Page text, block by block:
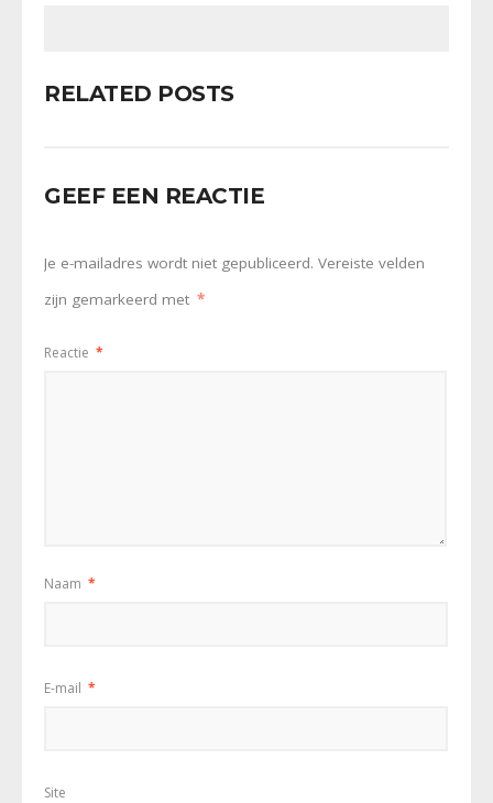
RELATED POSTS
GEEF EEN REACTIE
Je e-mailadres wordt niet gepubliceerd. Vereiste velden
zijn gemarkeerd met *
Reactie *
Naam *
E-mail *
Site